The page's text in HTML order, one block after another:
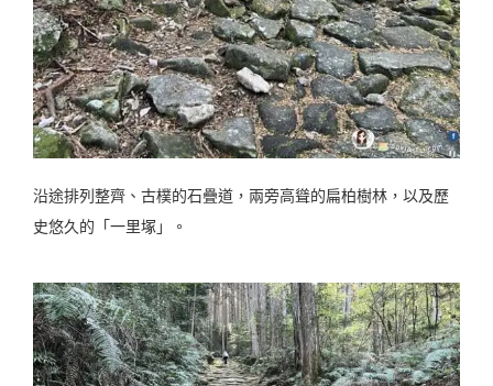
沿途排列整齊、古樸的石疊道，兩旁高聳的扁柏樹林，以及歷
史悠久的「一里塚」。